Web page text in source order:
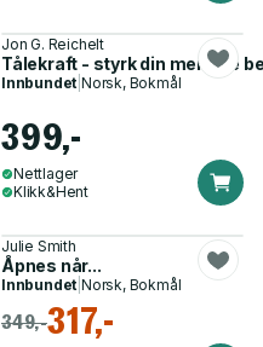
Jon G. Reichelt
Tålekraft - styrk din mentale
Innbundet |Norsk, Bokmål
399,-
Nettlager
Klikk&Hent
Julie Smith
Åpnes når...
Innbundet |Norsk, Bokmål
349,-317,-